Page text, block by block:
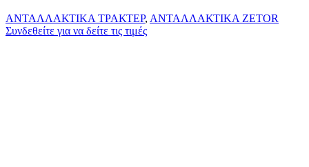
ΑΝΤΑΛΛΑΚΤΙΚΑ ΤΡΑΚΤΕΡ, ΑΝΤΑΛΛΑΚΤΙΚΑ ZETOR
Συνδεθείτε για να δείτε τις τιμές